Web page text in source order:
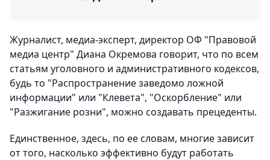
Журналист, медиа-эксперт, директор ОФ "Правовой
медиа центр" Диана Окремова говорит, что по всем
статьям уголовного и административного кодексов,
будь то "Распространение заведомо ложной
информации" или "Клевета", "Оскорбление" или
"Разжигание розни", можно создавать прецеденты.
Единственное, здесь, по ее словам, многие зависит
от того, насколько эффективно будут работать